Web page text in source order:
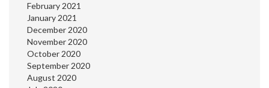
February 2021
January 2021
December 2020
November 2020
October 2020
September 2020
August 2020